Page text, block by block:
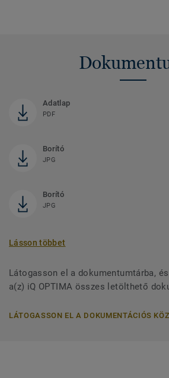
Adatlap
PDF
Borító
JPG
Borító
JPG
Lásson többet
Látogasson el a dokumentumtárba,
a(z) iQ OPTIMA összes letölthető
LÁTOGASSON EL A DOKUMENTÁCIÓS